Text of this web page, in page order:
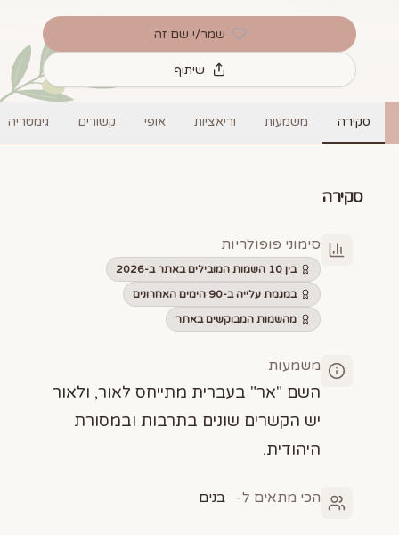
שמר/י שם זה
שיתוף
סקירה משמעות וריאציות אופי קשורים גימטריה
סקירה
סימוני פופולריות
בין 10 השמות המובילים באתר ב-2026
במגמת עלייה ב-90 הימים האחרונים
מהשמות המבוקשים באתר
משמעות
השם "אר" בעברית מתייחס לאור, ולאור
יש הקשרים שונים בתרבות ובמסורת
היהודית.
הכי מתאים ל- בנים